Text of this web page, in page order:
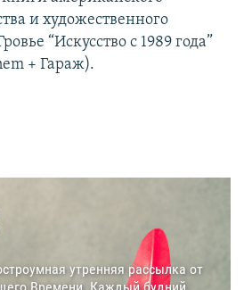
и художественного
“Искусство с 1989 года”
+ Гараж).